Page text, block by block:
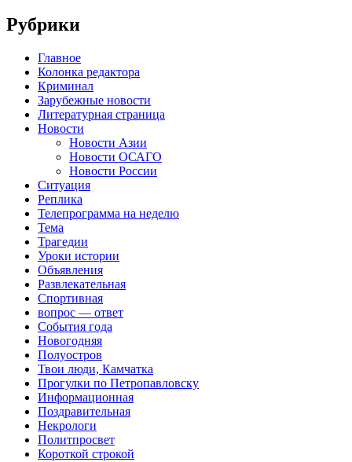
Рубрики
Главное
Колонка редактора
Криминал
Зарубежные новости
Литературная страница
Новости
Новости Азии
Новости ОСАГО
Новости России
Ситуация
Реплика
Телепрограмма на неделю
Тема
Трагедии
Уроки истории
Объявления
Развлекательная
Спортивная
вопрос — ответ
События года
Новогодняя
Полуостров
Твои люди, Камчатка
Прогулки по Петропавловску
Информационная
Поздравительная
Некрологи
Политпросвет
Короткой строкой